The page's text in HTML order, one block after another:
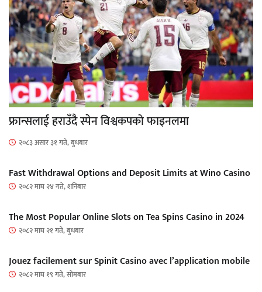
फ्रान्सलाई हराउँदै स्पेन विश्वकपको फाइनलमा
२०८३ असार ३१ गते, बुधबार
Fast Withdrawal Options and Deposit Limits at Wino Casino
२०८२ माघ २४ गते, शनिबार
The Most Popular Online Slots on Tea Spins Casino in 2024
२०८२ माघ २१ गते, बुधबार
Jouez facilement sur Spinit Casino avec l’application mobile
२०८२ माघ १९ गते, सोमबार